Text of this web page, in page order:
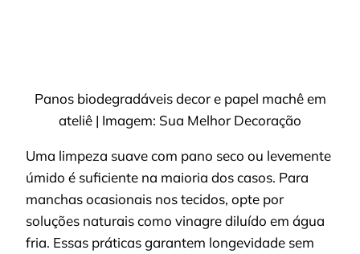
Panos biodegradáveis decor e papel machê em
ateliê | Imagem: Sua Melhor Decoração
Uma limpeza suave com pano seco ou levemente
úmido é suficiente na maioria dos casos. Para
manchas ocasionais nos tecidos, opte por
soluções naturais como vinagre diluído em água
fria. Essas práticas garantem longevidade sem